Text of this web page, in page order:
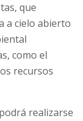
que
a cielo abierto
como el
recursos
realizarse